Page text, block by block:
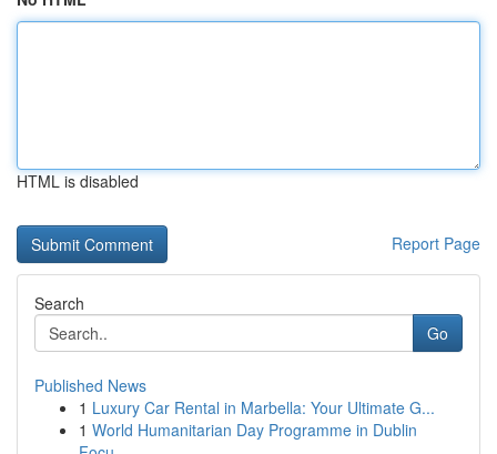
HTML is disabled
Report Page
Search
Go
Published News
1 Luxury Car Rental in Marbella: Your Ultimate G...
1 World Humanitarian Day Programme in Dublin